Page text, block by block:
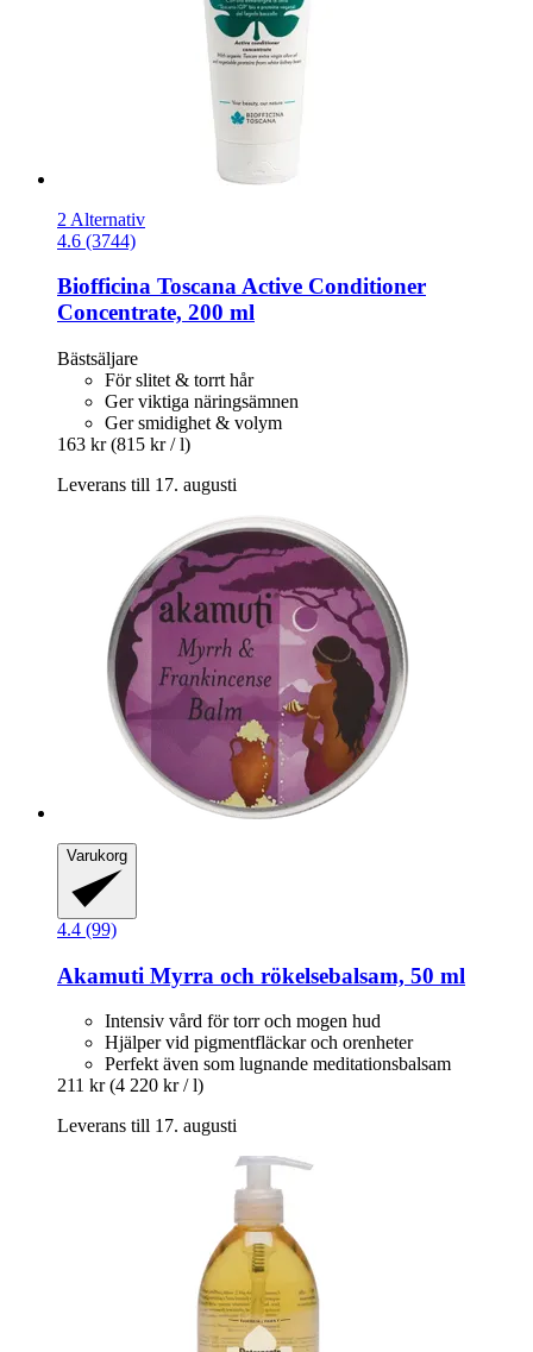
2 Alternativ
4.6 (3744)
Biofficina ToscanaActive Conditioner
Concentrate, 200 ml
Bästsäljare
För slitet & torrt hår
Ger viktiga näringsämnen
Ger smidighet & volym
163 kr (815 kr / l)
Leverans till 17. augusti
Varukorg
4.4 (99)
Akamuti Myrra och rökelsebalsam, 50 ml
Intensiv vård för torr och mogen hud
Hjälper vid pigmentfläckar och orenheter
Perfekt även som lugnande meditationsbalsam
211 kr (4 220 kr / l)
Leverans till 17. augusti